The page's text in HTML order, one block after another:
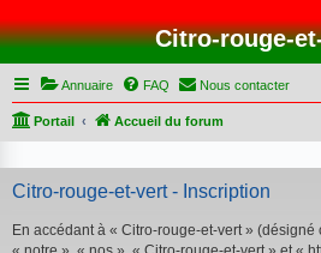
Citro-rouge-
Annuaire FAQ Nous contacter
Portail Accueil du forum
Citro-rouge-et-vert - Inscription
En accédant à « Citro-rouge-et-vert »